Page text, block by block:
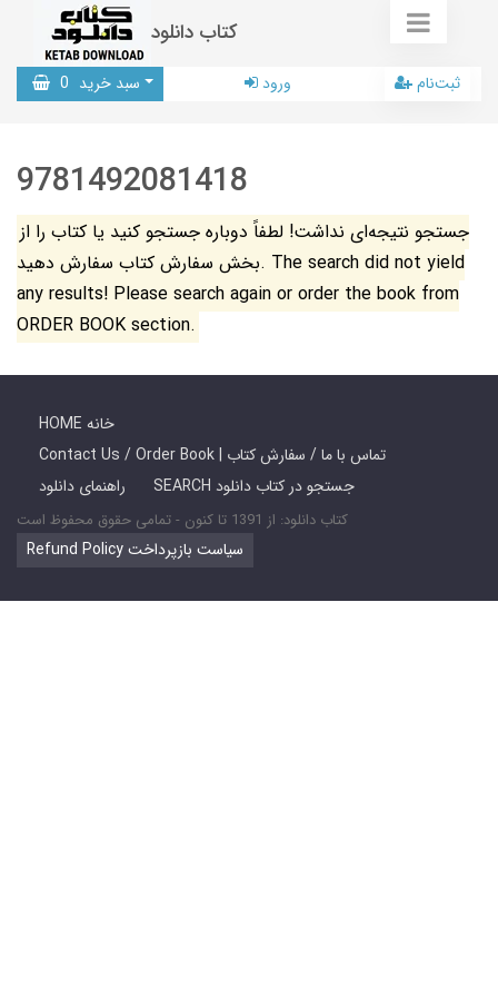
کتاب دانلود
سبد خرید 0 ورود ثبت‌نام
9781492081418
جستجو نتیجه‌ای نداشت! لطفاً دوباره جستجو کنید یا کتاب را از
بخش سفارش کتاب سفارش دهید. The search did not yield
any results! Please search again or order the book from
ORDER BOOK section.
HOME خانه
Contact Us / Order Book | تماس با ما / سفارش کتاب
راهنمای دانلود
SEARCH جستجو در کتاب دانلود
کتاب دانلود: از 1391 تا کنون - تمامی حقوق محفوظ است
Refund Policy سیاست بازپرداخت